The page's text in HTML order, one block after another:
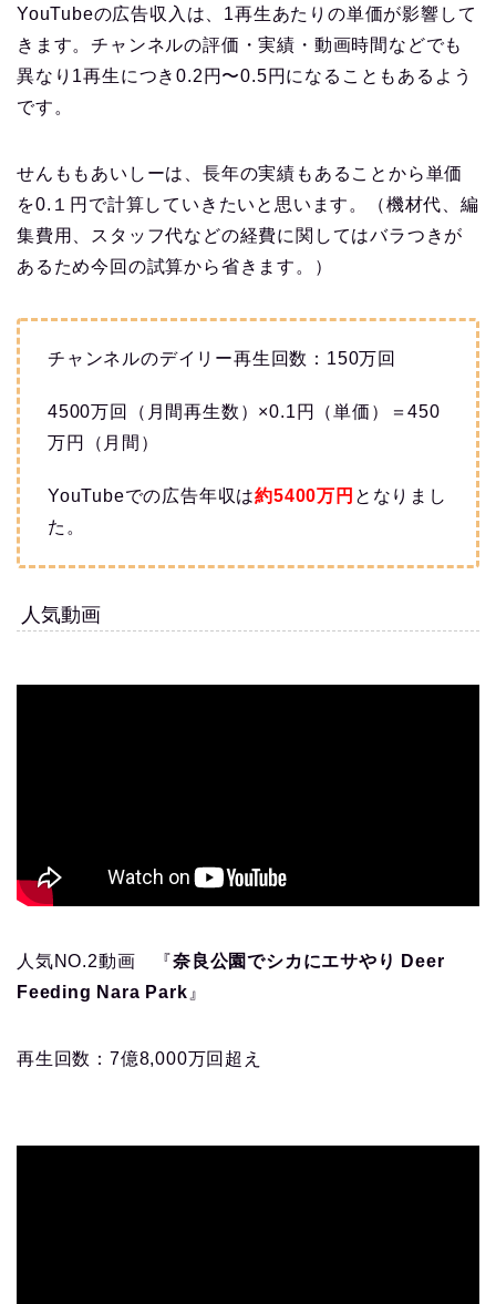
YouTubeの広告収入は、1再生あたりの単価が影響して
きます。チャンネルの評価・実績・動画時間などでも
異なり1再生につき0.2円〜0.5円になることもあるよう
です。
せんももあいしーは、長年の実績もあることから単価
を0.１円で計算していきたいと思います。（機材代、編
集費用、スタッフ代などの経費に関してはバラつきが
あるため今回の試算から省きます。）
チャンネルのデイリー再生回数：150万回
4500万回（月間再生数）×0.1円（単価）＝450
万円（月間）
YouTubeでの広告年収は約5400万 円 となりまし
た。
人気動画
人気NO.2動画 『奈良公園でシカにエサやり Deer
Feeding Nara Park 』
再生回数：7億8,000万回超え